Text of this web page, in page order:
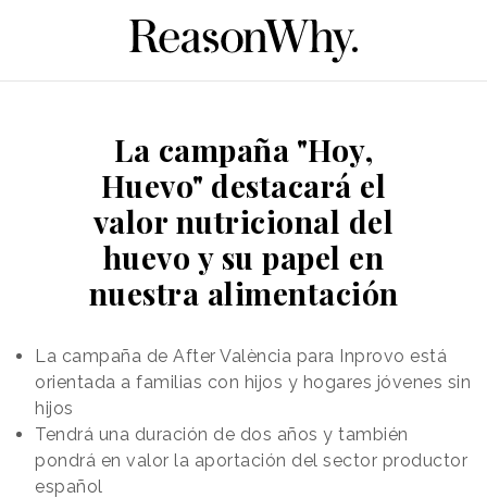
La campaña "Hoy,
Huevo" destacará el
valor nutricional del
huevo y su papel en
nuestra alimentación
La campaña de After València para Inprovo está
orientada a familias con hijos y hogares jóvenes sin
hijos
Tendrá una duración de dos años y también
pondrá en valor la aportación del sector productor
español